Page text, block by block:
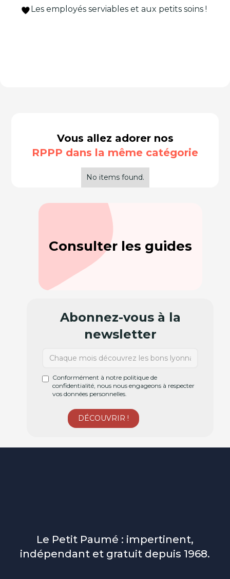
Les employés serviables et aux petits soins !
Vous allez adorer nos
RPPP dans la même catégorie
No items found.
Consulter les guides
Abonnez-vous à la
newsletter
Conformément à notre politique de
confidentialité, nous nous engageons à respecter
vos données personnelles.
Le Petit Paumé : impertinent,
indépendant et gratuit depuis 1968.